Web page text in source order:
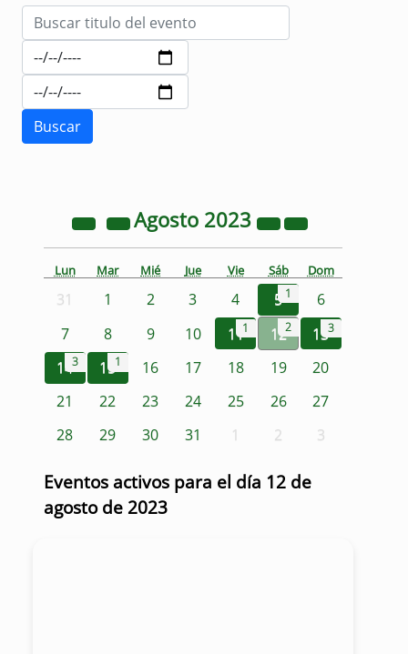
Agosto 2023
Lun Mar Mié Jue Vie Sáb Dom
31 1 2 3 4 5 1
6
7
8 9 10 111 122 133
143 151 16 17 18 19
20
21
22 23 24 25 26
27
28
29 30 31 1 2 3
Eventos activos para el día 12 de
agosto de 2023